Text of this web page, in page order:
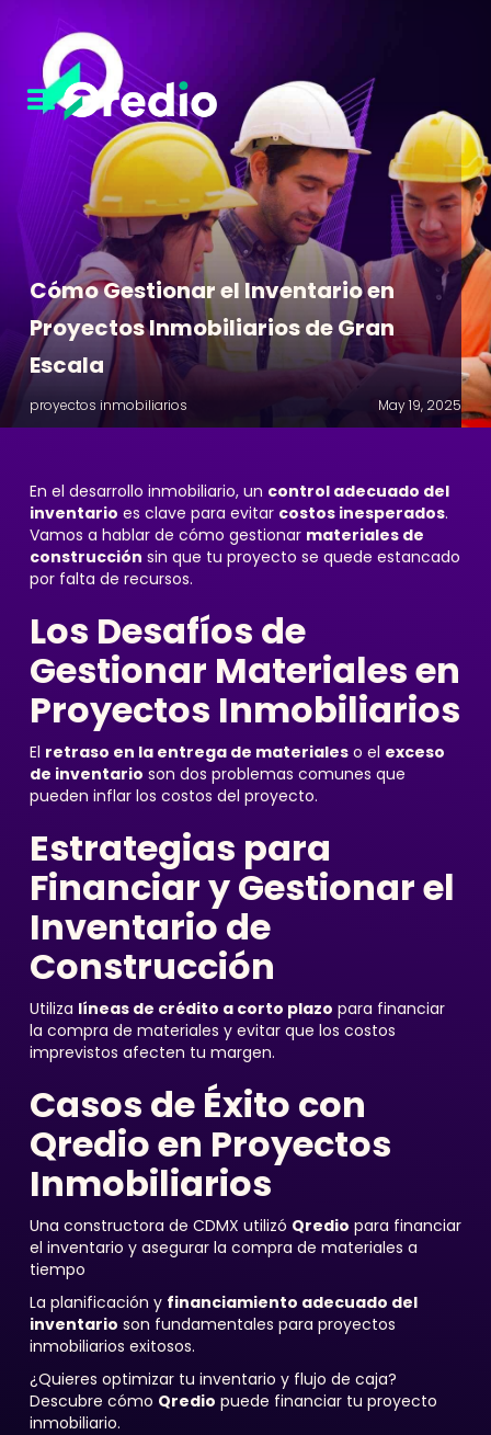
Cómo Gestionar el Inventario en
Proyectos Inmobiliarios de Gran
Escala
proyectos inmobiliarios May 19, 2025
En el desarrollo inmobiliario, un control adecuado del
inventario es clave para evitar costos inesperados.
Vamos a hablar de cómo gestionar materiales de
construcción sin que tu proyecto se quede estancado
por falta de recursos.
Los Desafíos de
Gestionar Materiales en
Proyectos Inmobiliarios
El retraso en la entrega de materialeso el exceso
de inventario son dos problemas comunes que
pueden inflar los costos del proyecto.
Estrategias para
Financiar y Gestionar el
Inventario de
Construcción
Utiliza líneas de crédito a corto plazo para financiar
la compra de materiales y evitar que los costos
imprevistos afecten tu margen.
Casos de Éxito con
Qredio en Proyectos
Inmobiliarios
Una constructora de CDMX utilizó Qredio para financiar
el inventario y asegurar la compra de materiales a
tiempo
La planificación y financiamiento adecuado del
inventario son fundamentales para proyectos
inmobiliarios exitosos.
¿Quieres optimizar tu inventario y flujo de caja?
Descubre cómo Qredio puede financiar tu proyecto
inmobiliario.